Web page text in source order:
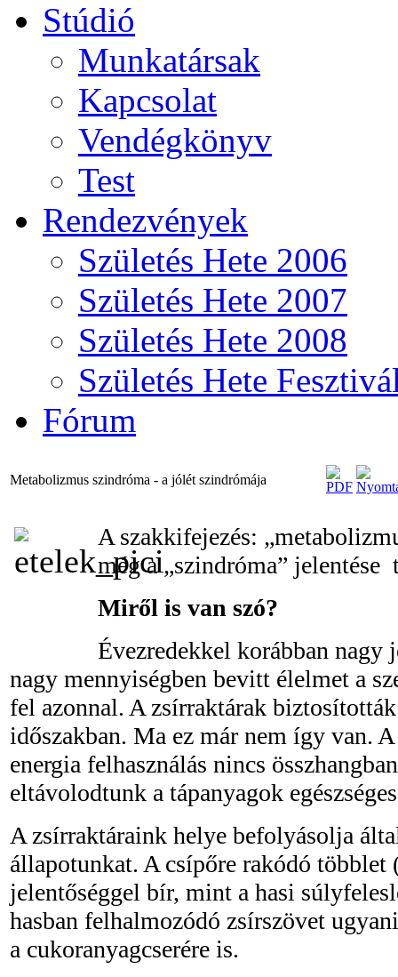
Stúdió
Munkatársak
Kapcsolat
Vendégkönyv
Test
Rendezvények
Születés Hete 2006
Születés Hete 2007
Születés Hete 2008
Születés Hete
Fórum
Metabolizmus szindróma - a jólét szindrómája
A szakkifejezés:
még a „szindróma” jelentése
Miről is van szó?
Évezredekkel korábban nagy
nagy mennyiségben bevitt élelmet a
fel azonnal. A zsírraktárak
időszakban. Ma ez már nem így van.
energia felhasználás nincs
eltávolodtunk a tápanyagok
A zsírraktáraink helye befolyásolja
állapotunkat. A csípőre rakódó többlet
jelentőséggel bír, mint a hasi
hasban felhalmozódó zsírszövet
a cukoranyagcserére is.